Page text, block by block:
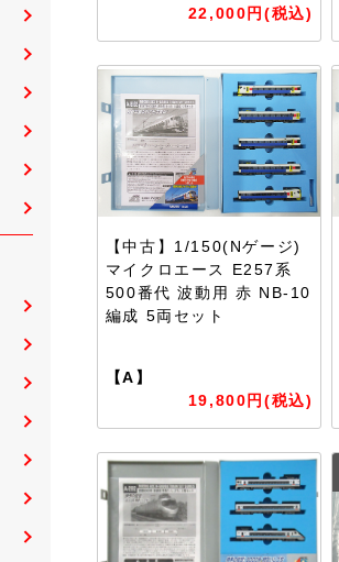
22,000円(税込)
【中古】1/150(Nゲージ)
マイクロエース E257系
500番代 波動用 赤 NB-10
編成 5両セット
【A】
19,800円(税込)